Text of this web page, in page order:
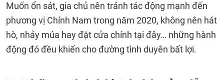
Muốn ổn sát, gia chủ nên tránh tác động mạnh đến
phương vị Chính Nam trong năm 2020, không nên hát
hò, nhảy múa hay đặt cửa chính tại đây… những hành
động đó đều khiến cho đường tình duyên bất lợi.